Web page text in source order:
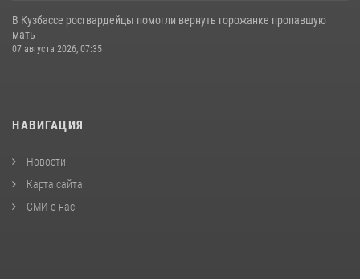
В Кузбассе росгвардейцы помогли вернуть горожанке пропавшую
мать
07 августа 2026, 07:35
НАВИГАЦИЯ
Новости
Карта сайта
СМИ о нас